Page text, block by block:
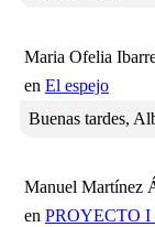
Maria Ofelia
en El espejo
Buenas tardes,
Manuel Martínez
en PROYECTO